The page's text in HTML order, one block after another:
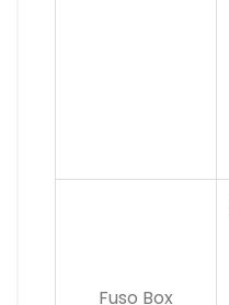
Fuso Box